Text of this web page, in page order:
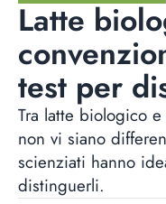
Latte
test per
Tra latte biologico
non vi siano
scienziati hanno
distinguerli.